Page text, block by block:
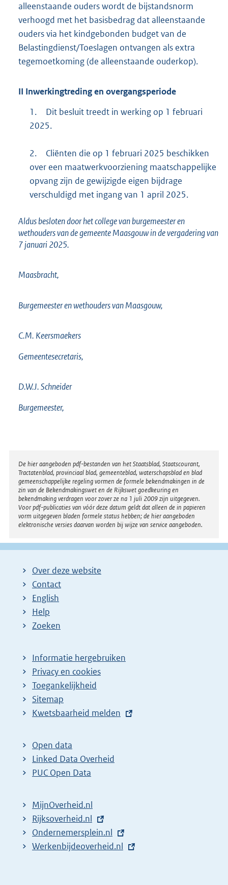
alleenstaande ouders wordt de bijstandsnorm
verhoogd met het basisbedrag dat alleenstaande
ouders via het kindgebonden budget van de
Belastingdienst/Toeslagen ontvangen als extra
tegemoetkoming (de alleenstaande ouderkop).
II Inwerkingtreding en overgangsperiode
1.
Dit besluit treedt in werking op 1 februari
2025.
2.
Cliënten die op 1 februari 2025 beschikken
over een maatwerkvoorziening maatschappelijke
opvang zijn de gewijzigde eigen bijdrage
verschuldigd met ingang van 1 april 2025.
Aldus besloten door het college van burgemeester en
wethouders van de gemeente Maasgouw in de vergadering van
7 januari 2025.
Maasbracht,
Burgemeester en wethouders van Maasgouw,
C.M. Keersmaekers
Gemeentesecretaris,
D.W.J. Schneider
Burgemeester,
Disclaimer
De hier aangeboden pdf-bestanden van het Staatsblad, Staatscourant,
Tractatenblad, provinciaal blad, gemeenteblad, waterschapsblad en blad
gemeenschappelijke regeling vormen de formele bekendmakingen in de
zin van de Bekendmakingswet en de Rijkswet goedkeuring en
bekendmaking verdragen voor zover ze na 1 juli 2009 zijn uitgegeven.
Voor pdf-publicaties van vóór deze datum geldt dat alleen de in papieren
vorm uitgegeven bladen formele status hebben; de hier aangeboden
elektronische versies daarvan worden bij wijze van service aangeboden.
Over deze website
Contact
English
Help
Zoeken
Informatie hergebruiken
Privacy en cookies
Toegankelijkheid
Sitemap
E
t
e
r
l
i
n
k
Kwetsbaarheid melden
Open data
Linked Data Overheid
PUC Open Data
MijnOverheid.nl
E
x
t
Rijksoverheid.nl
E
x
Ondernemersplein.nl
E
Werkenbijdeoverheid.nl